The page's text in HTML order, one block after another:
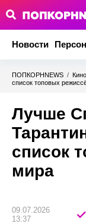
Новости
ПОПКОРНNEWS / Кино
список топовых
Лучше
список
мира
09.07.2026
13:37